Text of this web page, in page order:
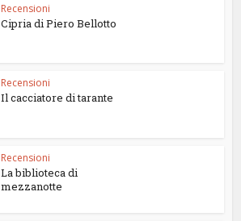
Recensioni
Cipria di Piero Bellotto
Recensioni
Il cacciatore di tarante
Recensioni
La biblioteca di
mezzanotte